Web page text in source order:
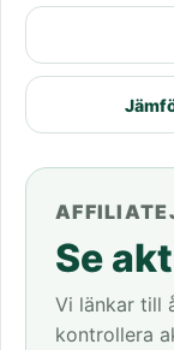
Se
Vi länkar till
kontrollera